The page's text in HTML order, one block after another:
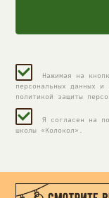
Нажимая на
персональных данных и
политикой защиты
Я согласен на
школы «Колокол».